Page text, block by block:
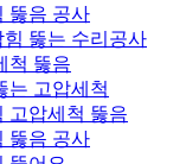
뚫음 공사
뚫는 수리공사
척 뚫음
는 고압세척
고압세척 뚫음
뚫음 공사